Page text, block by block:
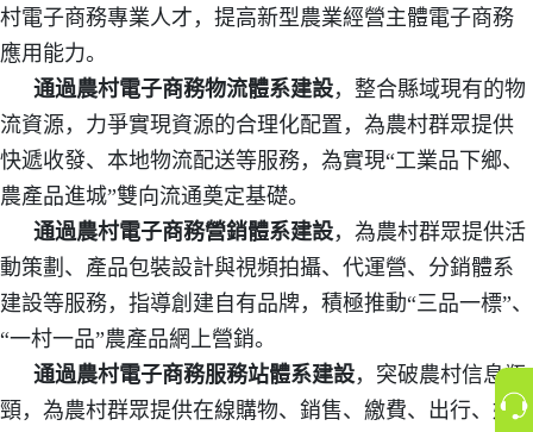
村電子商務專業人才，提高新型農業經營主體電子商務
應用能力。
通過農村電子商務物流體系建設，整合縣域現有的物
流資源，力爭實現資源的合理化配置，為農村群眾提供
快遞收發、本地物流配送等服務，為實現“工業品下鄉、
農產品進城”雙向流通奠定基礎。
通過農村電子商務營銷體系建設，為農村群眾提供活
動策劃、產品包裝設計與視頻拍攝、代運營、分銷體系
建設等服務，指導創建自有品牌，積極推動“三品一標”、
“一村一品”農產品網上營銷。
通過農村電子商務服務站體系建設，突破農村信息瓶
頸，為農村群眾提供在線購物、銷售、繳費、出行、娛